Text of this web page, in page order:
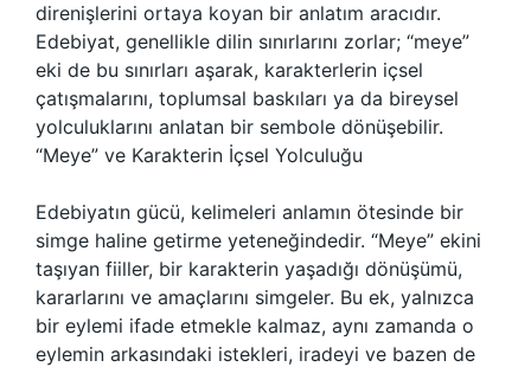
direnişlerini ortaya koyan bir anlatım aracıdır.
Edebiyat, genellikle dilin sınırlarını zorlar; “meye”
eki de bu sınırları aşarak, karakterlerin içsel
çatışmalarını, toplumsal baskıları ya da bireysel
yolculuklarını anlatan bir sembole dönüşebilir.
“Meye” ve Karakterin İçsel Yolculuğu
Edebiyatın gücü, kelimeleri anlamın ötesinde bir
simge haline getirme yeteneğindedir. “Meye” ekini
taşıyan fiiller, bir karakterin yaşadığı dönüşümü,
kararlarını ve amaçlarını simgeler. Bu ek, yalnızca
bir eylemi ifade etmekle kalmaz, aynı zamanda o
eylemin arkasındaki istekleri, iradeyi ve bazen de